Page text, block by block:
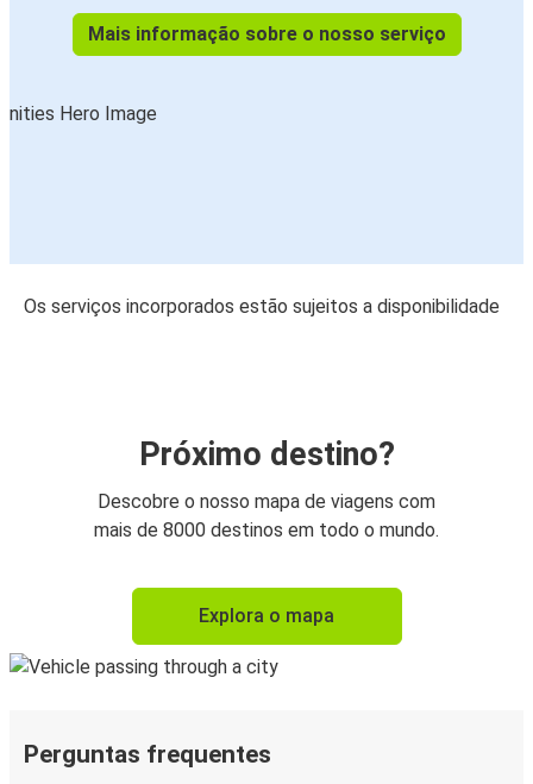
Mais informação sobre o nosso serviço
Os serviços incorporados estão sujeitos a disponibilidade
Próximo destino?
Descobre o nosso mapa de viagens com
mais de 8000 destinos em todo o mundo.
Explora o mapa
Perguntas frequentes